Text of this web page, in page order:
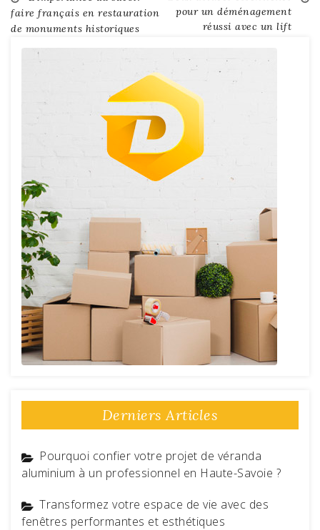
de
faire français en restauration
de monuments historiques
pour un déménagement
réussi avec un lift
Derniers Articles
Pourquoi confier votre projet de véranda
aluminium à un professionnel en Haute-Savoie ?
Transformez votre espace de vie avec des
fenêtres performantes et esthétiques